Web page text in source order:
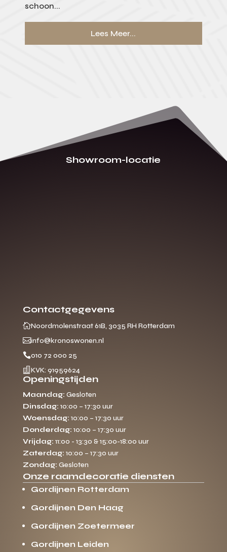
schoon...
Lees Meer...
Showroom-locatie
Contactgegevens
Noordmolenstraat 61B, 3035 RH Rotterdam
info@kronoswonen.nl
010 72 000 25
 KVK: 91959624
Openingstijden
Maandag: Gesloten
Dinsdag: 10:00 – 17:30 uur
Woensdag: 10:00 – 17:30 uur
Donderdag: 10:00 – 17:30 uur
Vrijdag: 11:00 - 13:30 & 15:00-18:00 uur
Zaterdag: 10:00 – 17:30 uur
Zondag: Gesloten
Onze raamdecoratie diensten
Gordijnen Rotterdam
Gordijnen Den Haag
Gordijnen Zoetermeer
Gordijnen Leiden